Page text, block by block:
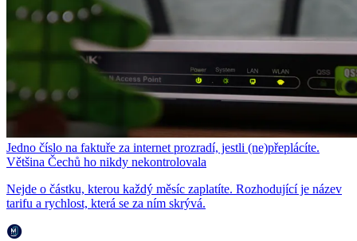
Jedno číslo na faktuře za internet prozradí, jestli (ne)přeplácíte.
Většina Čechů ho nikdy nekontrolovala
Nejde o částku, kterou každý měsíc zaplatíte. Rozhodující je název
tarifu a rychlost, která se za ním skrývá.